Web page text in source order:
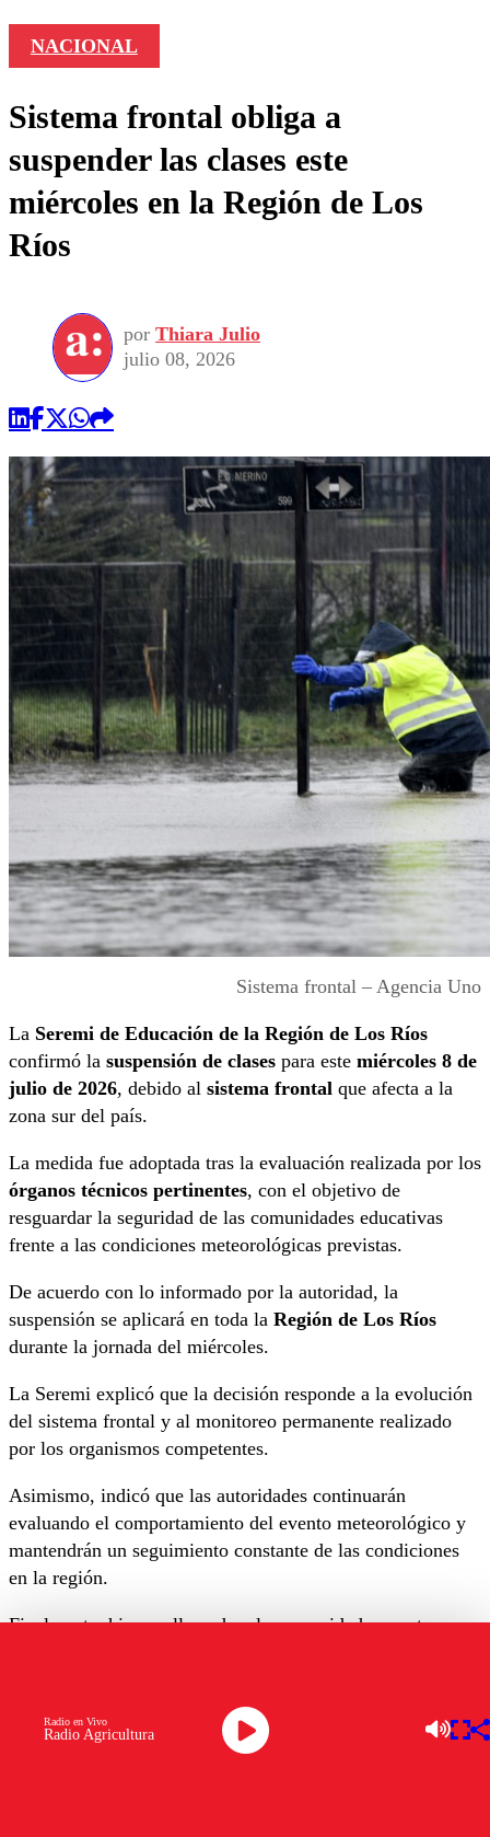
NACIONAL
Sistema frontal obliga a
suspender las clases este
miércoles en la Región de Los
Ríos
por Thiara Julio
julio 08, 2026
Sistema frontal – Agencia Uno
La Seremi de Educación de la Región de Los Ríos
confirmó la suspensión de clases para este miércoles 8 de
julio de 2026, debido al sistema frontal que afecta a la
zona sur del país.
La medida fue adoptada tras la evaluación realizada por los
órganos técnicos pertinentes, con el objetivo de
resguardar la seguridad de las comunidades educativas
frente a las condiciones meteorológicas previstas.
De acuerdo con lo informado por la autoridad, la
suspensión se aplicará en toda la Región de Los Ríos
durante la jornada del miércoles.
La Seremi explicó que la decisión responde a la evolución
del sistema frontal y al monitoreo permanente realizado
por los organismos competentes.
Asimismo, indicó que las autoridades continuarán
evaluando el comportamiento del evento meteorológico y
mantendrán un seguimiento constante de las condiciones
en la región.
Finalmente, hizo un llamado a la comunidad a mantenerse
relacionadas con la emergencia.
pic.twitter.com/6odMadVR4d
Radio Agricultura
Radio en Vivo